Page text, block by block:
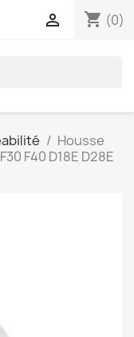
shopping_cart (0)

Housse
F40 D18E D28E